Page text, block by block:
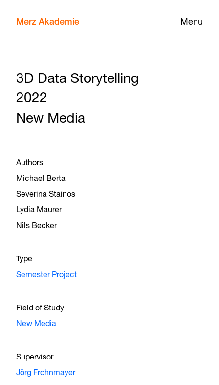
Menu
Merz Akademie
3D Data Storytelling
2022
New Media
Authors
Michael Berta
Severina Stainos
Lydia Maurer
Nils Becker
Type
Semester Project
Field of Study
New Media
Supervisor
Jörg Frohnmayer